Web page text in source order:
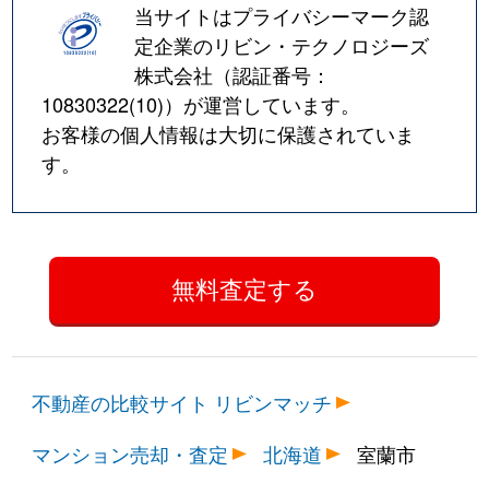
当サイトはプライバシーマーク認
定企業のリビン・テクノロジーズ
株式会社（認証番号：
10830322(10)）が運営しています。
お客様の個人情報は大切に保護されていま
す。
不動産の比較サイト リビンマッチ
マンション売却・査定
北海道 室蘭市